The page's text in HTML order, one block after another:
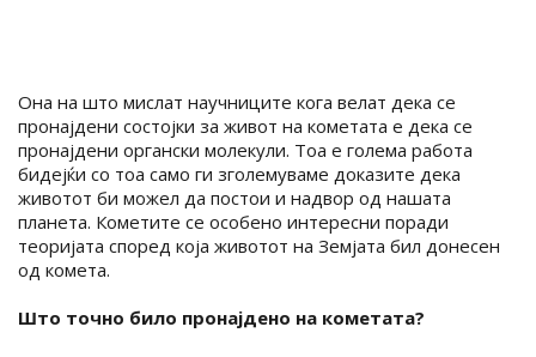
Она на што мислат научниците кога велат дека се
пронајдени состојки за живот на кометата е дека се
пронајдени органски молекули. Тоа е голема работа
бидејќи со тоа само ги зголемуваме доказите дека
животот би можел да постои и надвор од нашата
планета. Кометите се особено интересни поради
теоријата според која животот на Земјата бил донесен
од комета.
Што точно било пронајдено на кометата?